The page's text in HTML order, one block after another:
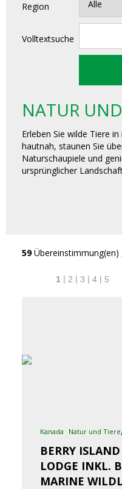
Region
Volltextsuche
NATUR
Erleben Sie wilde Tiere
hautnah, staunen Sie
Naturschaupiele und
ursprünglicher
59Übereinstimmung(en)
1 | 2 |3 |4 | 5
Kanada Natur und Tiere,
BERRY
LODGE INKL.
MARINE